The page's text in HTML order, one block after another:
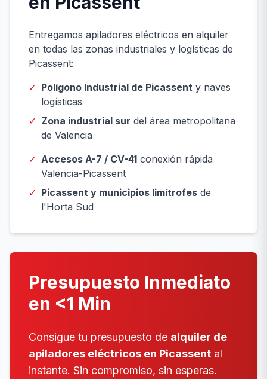
Entregamos apiladores eléctricos en alquiler
en todas las zonas industriales y logísticas de
Picassent:
✓ Polígono Industrial de Picassent y naves
logísticas
✓ Zona industrial sur del área metropolitana
de Valencia
✓ Accesos A-7 / CV-41 conexión rápida
Valencia-Picassent
✓ Picassent y municipios limítrofes de
l'Horta Sud
Presupuesto Inmediato
en <1 Min
Consigue tu presupuesto de alquiler de
apiladores eléctricos en Picassent al
instante. Sin compromiso, sin esperas.